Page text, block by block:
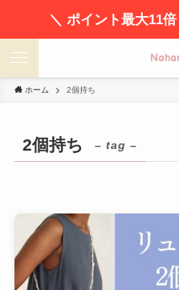
＼ ポイント最大11倍
ホーム 2個持ち
2個持ち – tag –